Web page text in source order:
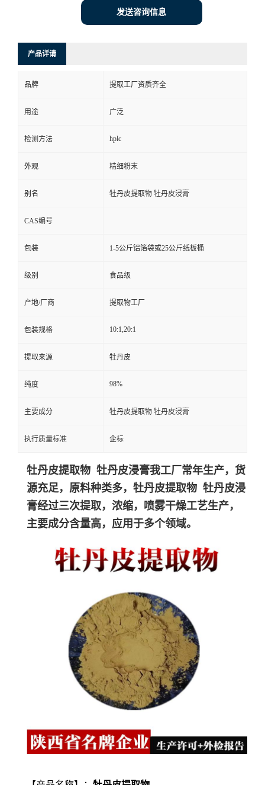
发送咨询信息
产品详请
品牌 提取工厂资质齐全
用途 广泛
检测方法 hplc
外观 精细粉末
别名 牡丹皮提取物 牡丹皮浸膏
CAS编号
包装 1-5公斤铝箔袋或25公斤纸板桶
级别 食品级
产地/厂商 提取物工厂
包装规格 10:1,20:1
提取来源 牡丹皮
纯度 98%
主要成分 牡丹皮提取物 牡丹皮浸膏
执行质量标准 企标
牡丹皮提取物 牡丹皮浸膏我工厂常年生产，货
源充足，原料种类多，牡丹皮提取物 牡丹皮浸
膏经过三次提取，浓缩，喷雾干燥工艺生产，
主要成分含量高，应用于多个领域。